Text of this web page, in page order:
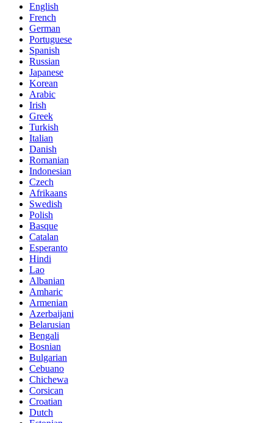
English
French
German
Portuguese
Spanish
Russian
Japanese
Korean
Arabic
Irish
Greek
Turkish
Italian
Danish
Romanian
Indonesian
Czech
Afrikaans
Swedish
Polish
Basque
Catalan
Esperanto
Hindi
Lao
Albanian
Amharic
Armenian
Azerbaijani
Belarusian
Bengali
Bosnian
Bulgarian
Cebuano
Chichewa
Corsican
Croatian
Dutch